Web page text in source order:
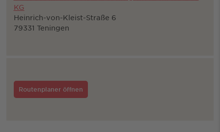
KG
Heinrich-von-Kleist-Straße 6
79331 Teningen
Routenplaner öffnen